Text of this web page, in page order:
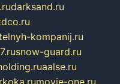
darksand.ru
kompanij.ru
snow-guard.ru
aalse.ru